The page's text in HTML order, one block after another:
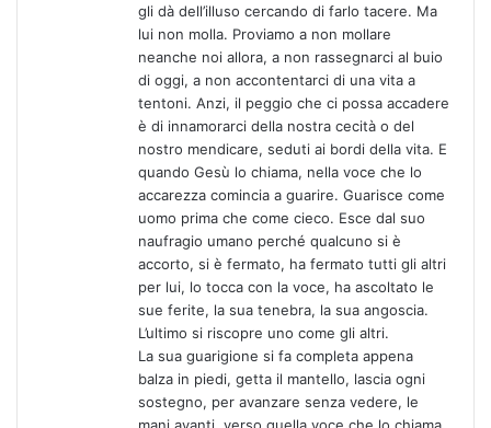
gli dà dell’illuso cercando di farlo tacere. Ma
lui non molla. Proviamo a non mollare
neanche noi allora, a non rassegnarci al buio
di oggi, a non accontentarci di una vita a
tentoni. Anzi, il peggio che ci possa accadere
è di innamorarci della nostra cecità o del
nostro mendicare, seduti ai bordi della vita. E
quando Gesù lo chiama, nella voce che lo
accarezza comincia a guarire. Guarisce come
uomo prima che come cieco. Esce dal suo
naufragio umano perché qualcuno si è
accorto, si è fermato, ha fermato tutti gli altri
per lui, lo tocca con la voce, ha ascoltato le
sue ferite, la sua tenebra, la sua angoscia.
L’ultimo si riscopre uno come gli altri.
La sua guarigione si fa completa appena
balza in piedi, getta il mantello, lascia ogni
sostegno, per avanzare senza vedere, le